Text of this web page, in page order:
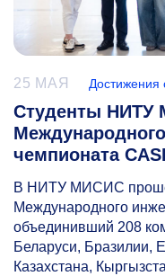
25 МАЯ Достижения
Студенты НИТУ
чемпионата
В НИТУ МИСИС
Международного
объединивший 208
Беларуси, Бразилии,
Казахстана,